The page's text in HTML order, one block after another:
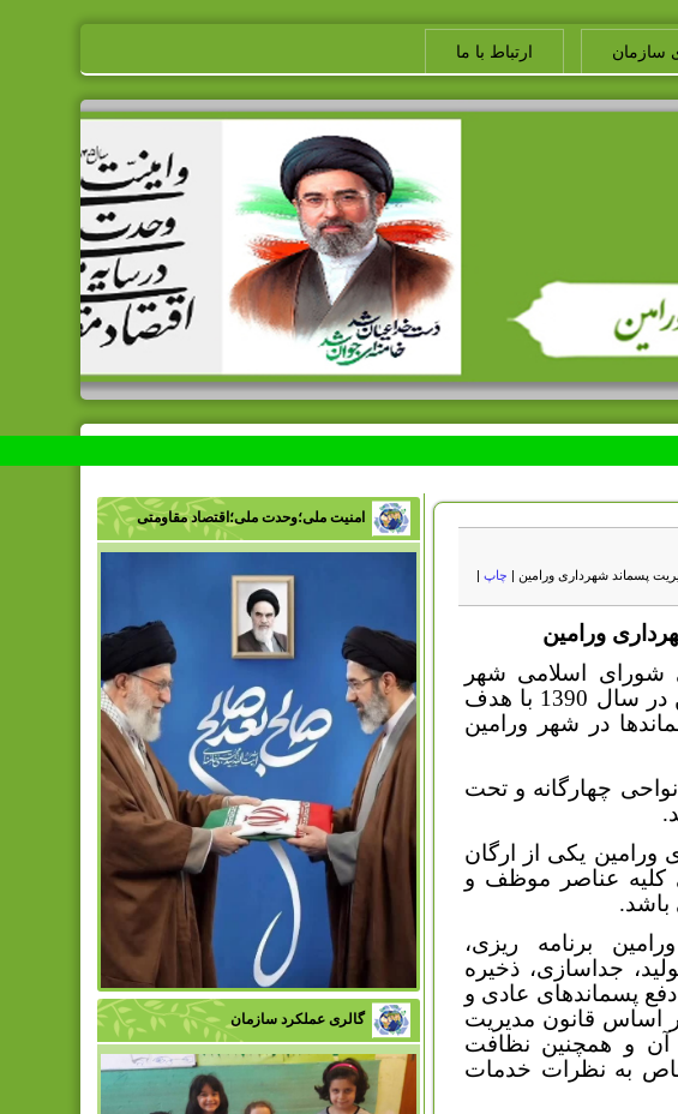
سازمان ارتباط با ما
پسماند شهرداری ورامین | چاپ |
ورامین
شورای اسلامی شهر
ورامین ، سازمان مدیریت پسماند شهرداری ورامین در سال 1390 با هدف
در شهر ورامین
چهارگانه و تحت
یکی از ارگان
کلیه عناصر موظف و
باشد.
برنامه ریزی،
جداسازی، ذخیره
پسماندهای عادی و
اساس قانون مدیریت
نامه اجرایی آن و همچنین نظافت
به نظرات خدمات
امنیت ملی؛وحدت ملی؛اقتصاد مقاومتی
گالری عملکرد سازمان